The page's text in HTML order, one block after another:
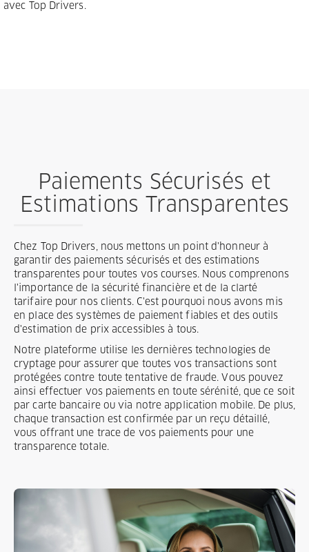
avec Top Drivers.
Paiements Sécurisés et
Estimations Transparentes
Chez Top Drivers, nous mettons un point d'honneur à
garantir des paiements sécurisés et des estimations
transparentes pour toutes vos courses. Nous comprenons
l'importance de la sécurité financière et de la clarté
tarifaire pour nos clients. C'est pourquoi nous avons mis
en place des systèmes de paiement fiables et des outils
d'estimation de prix accessibles à tous.
Notre plateforme utilise les dernières technologies de
cryptage pour assurer que toutes vos transactions sont
protégées contre toute tentative de fraude. Vous pouvez
ainsi effectuer vos paiements en toute sérénité, que ce soit
par carte bancaire ou via notre application mobile. De plus,
chaque transaction est confirmée par un reçu détaillé,
vous offrant une trace de vos paiements pour une
transparence totale.